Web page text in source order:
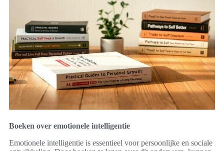
Boeken over emotionele intelligentie
Emotionele intelligentie is essentieel voor persoonlijke en sociale